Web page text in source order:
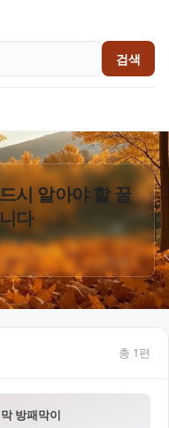
검색
시 알아야 할 꿀
다
총 1편
방패막이